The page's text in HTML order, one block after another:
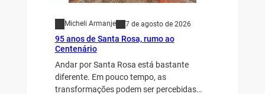
Micheli Armanje 7 de agosto de 2026
95 anos de Santa Rosa, rumo ao
Centenário
Andar por Santa Rosa está bastante
diferente. Em pouco tempo, as
transformações podem ser percebidas…